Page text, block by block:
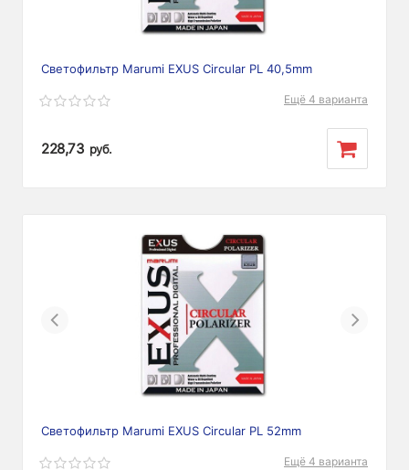
Светофильтр Marumi EXUS Circular PL 40,5mm
Ещё 4 варианта
228,73 руб.
Previous Next
Светофильтр Marumi EXUS Сircular PL 52mm
Ещё 4 варианта